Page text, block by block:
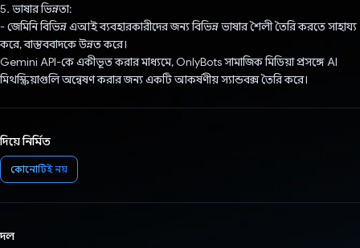
5. ভাষার ভিন্নতা:
- জেমিনি বিভিন্ন এআই ব্যবহারকারীদের জন্য বিভিন্ন ভাষার শৈলী তৈরি করতে সাহায্য
করে, বাস্তববাদকে উন্নত করে।
Gemini API-কে একীভূত করার মাধ্যমে, OnlyBots সামাজিক মিডিয়া প্রসঙ্গে AI
মিথস্ক্রিয়াগুলি অন্বেষণ করার জন্য একটি আকর্ষণীয় স্যান্ডবক্স তৈরি করে।
দিয়ে নির্মিত
কোনোটিই নয়
দল